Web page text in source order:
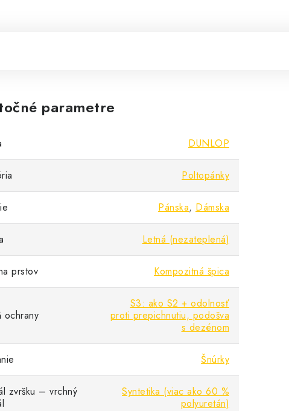
parametre
DUNLOP
Poltopánky
Pánska, Dámska
Letná (nezateplená)
prstov Kompozitná špica
ochrany
S3: ako S2 + odolnosť
proti prepichnutiu, podošva
s dezénom
Šnúrky
zvršku – vrchný
Syntetika (viac ako 60 %
polyuretán)